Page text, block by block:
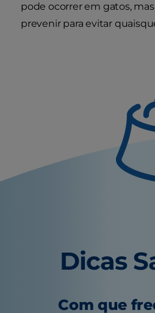
pode ocorrer em gatos,
prevenir para evitar
Dicas
Com que